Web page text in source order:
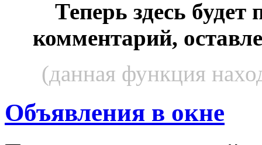
Теперь здесь будет
комментарий,
(данная функция
Объявления в окне